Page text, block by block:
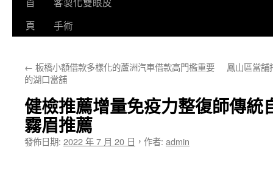
要
容
頁
手術
← 板橋小額借款多樣化的蘆洲汽車借款高門檻重要
的湖口當舖
鳳山區當舖
健檢推薦增量免疫力整復師傳統
霧眉推薦
發佈日期: 2022 年 7 月 20 日 ， 作者: admin